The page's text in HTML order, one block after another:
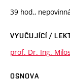
39 hod.,
VYUČUJÍCÍ /
prof. Dr. Ing.
OSNOVA